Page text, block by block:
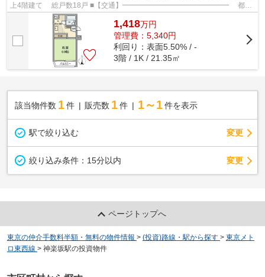
上4階建て 総戸数18戸 ■【交通】━━━━━━━━━━━━━━━ 都営
大江戸線【牛込柳町】駅より徒歩5分 東京メトロ...
1,418万円
管理費：5,340円
利回り：表面5.50% / -
3階 / 1K / 21.35㎡
該当物件数 1件 販売数 1 件 1～1 件を表示
駅で絞り込む 変更
絞り込み条件： 15分以内 変更
ページトップへ
東京の仲介手数料半額・無料の物件情報 > (投資)路線・駅から探す > 東京メト
ロ東西線 > 神楽坂駅の投資物件